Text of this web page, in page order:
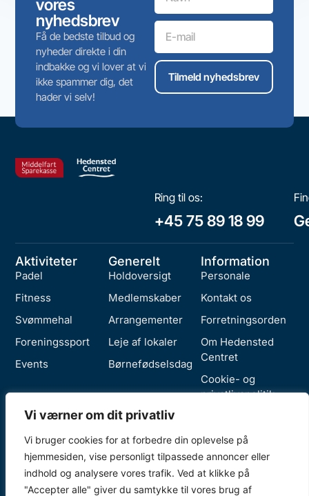
Vi værner om dit privatliv
Vi bruger cookies for at forbedre din oplevelse på
hjemmesiden, vise personligt tilpassede annoncer eller
indhold og analysere vores trafik. Ved at klikke på
"Accepter alle" giver du samtykke til vores brug af
vores
nyhedsbrev
Få de bedste tilbud og
nyheder direkte i din
indbakke og vi lover at vi
ikke spammer dig, det
hader vi selv!
Tilmeld nyhedsbrev
Ring til os:
+45 75 89 18 99
Aktiviteter
Padel
Fitness
Svømmehal
Foreningssport
Events
Generelt
Holdoversigt
Medlemskaber
Arrangementer
Leje af lokaler
Børnefødselsdag
Information
Personale
Kontakt os
Forretningsorden
Om Hedensted
Centret
Cookie- og
privatlivspolitik
Copyright © 2025 Hedensted
Centret. CVR: 39151111. Alle